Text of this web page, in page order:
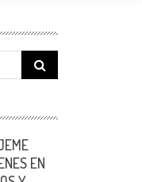
Search
for:
EN